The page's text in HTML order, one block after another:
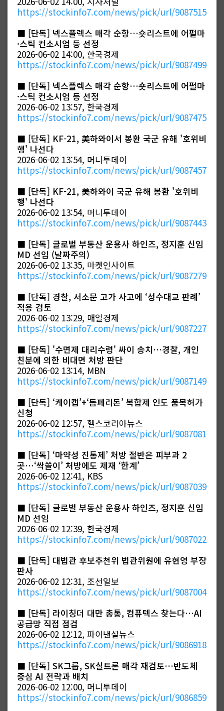
https://stockinfo7.com/news/pick/url/9087515
■ [단독] 넥스플렉스 매각 순항…숏리스트에 어펄마
·스틱 컨소시엄 등 선정
2026-06-02 14:00, 한국경제
https://stockinfo7.com/news/pick/url/9087499
■ [단독] 넥스플렉스 매각 순항…숏리스트에 어펄마
·스틱 컨소시엄 등 선정
2026-06-02 13:57, 한국경제
https://stockinfo7.com/news/pick/url/9087475
■ [단독] KF-21, 美하와이서 봉환 국군 유해 '호위비
행' 나선다
2026-06-02 13:54, 머니투데이
https://stockinfo7.com/news/pick/url/9087457
■ [단독] KF-21, 美하와이 국군 유해 봉환 '호위비
행' 나선다
2026-06-02 13:54, 머니투데이
https://stockinfo7.com/news/pick/url/9087443
■ [단독] 글로벌 부동산 운용사 하인즈, 정지훈 신임
MD 선임 (날짜주의)
2026-06-02 13:35, 마켓인사이트
https://stockinfo7.com/news/pick/url/9087279
■ [단독] 경찰, 서소문 고가 사고에 ‘성수대교 판례’
적용 검토
2026-06-02 13:29, 매일경제
https://stockinfo7.com/news/pick/url/9087227
■ [단독] '수면제 대리수령' 싸이 송치…경찰, 개인
친분에 의한 비대면 처방 판단
2026-06-02 13:14, MBN
https://stockinfo7.com/news/pick/url/9087149
■ [단독] ‘케이캡’+‘돔페리돈’ 복합제 인도 품목허가
신청
2026-06-02 12:57, 헬스코리아뉴스
https://stockinfo7.com/news/pick/url/9087081
■ [단독] ‘마약성 진통제’ 처방 절반은 피부과 2
곳…‘싹쓸이’ 처방에도 제재 ‘한계’
2026-06-02 12:41, KBS
https://stockinfo7.com/news/pick/url/9087039
■ [단독] 글로벌 부동산 운용사 하인즈, 정지훈 신임
MD 선임
2026-06-02 12:39, 한국경제
https://stockinfo7.com/news/pick/url/9087022
■ [단독] 대법관 후보추천위 법관위원에 유현영 부장
판사
2026-06-02 12:31, 조선일보
https://stockinfo7.com/news/pick/url/9087004
■ [단독] 라이칭더 대만 총통, 컴퓨텍스 찾는다…AI
공급망 직접 점검
2026-06-02 12:12, 파이낸셜뉴스
https://stockinfo7.com/news/pick/url/9086918
■ [단독] SK그룹, SK실트론 매각 재검토…반도체
중심 AI 전략과 배치
2026-06-02 12:00, 머니투데이
https://stockinfo7.com/news/pick/url/9086859